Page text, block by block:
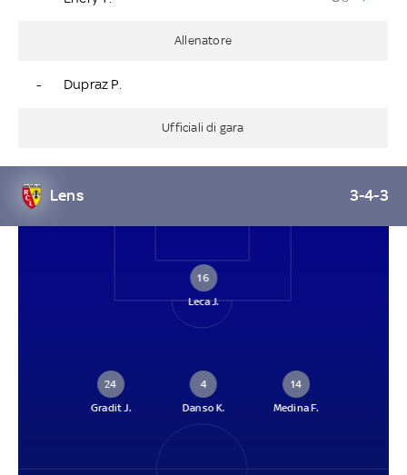
Allenatore
- Dupraz P.
Ufficiali di gara
Lens 3-4-3
16
Leca J.
24
Gradit J.
4
Danso K.
14
Medina F.